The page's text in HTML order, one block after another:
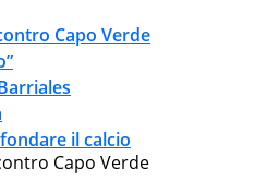
Capo Verde
il calcio
Capo Verde